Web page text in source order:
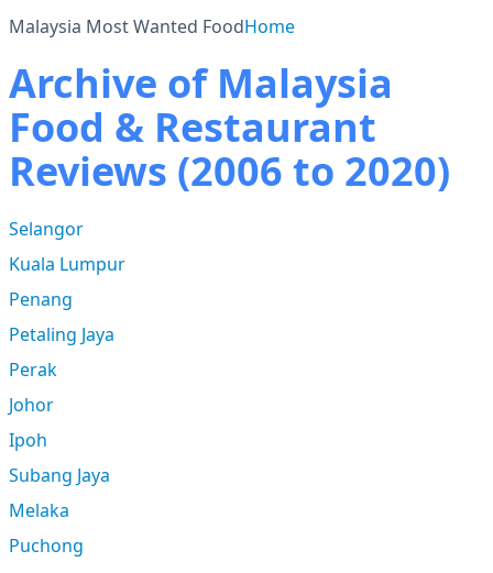
Malaysia Most Wanted FoodHome
Archive of Malaysia
Food & Restaurant
Reviews (2006 to 2020)
Selangor
Kuala Lumpur
Penang
Petaling Jaya
Perak
Johor
Ipoh
Subang Jaya
Melaka
Puchong